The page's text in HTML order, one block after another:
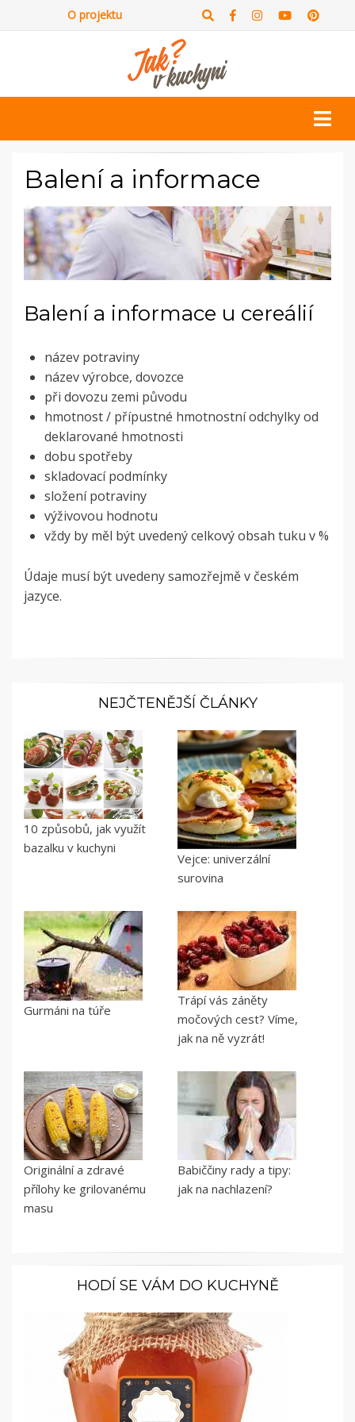
O projektu
Balení a informace
Balení a informace u cereálií
název potraviny
název výrobce, dovozce
při dovozu zemi původu
hmotnost / přípustné hmotnostní odchylky od
deklarované hmotnosti
dobu spotřeby
skladovací podmínky
složení potraviny
výživovou hodnotu
vždy by měl být uvedený celkový obsah tuku v %
Údaje musí být uvedeny samozřejmě v českém
jazyce.
NEJČTENĚJŠÍ ČLÁNKY
10 způsobů, jak využít
bazalku v kuchyni
Vejce: univerzální
surovina
Gurmáni na túře
Trápí vás záněty
močových cest? Víme,
jak na ně vyzrát!
Originální a zdravé
přílohy ke grilovanému
masu
Babiččiny rady a tipy:
jak na nachlazení?
HODÍ SE VÁM DO KUCHYNĚ